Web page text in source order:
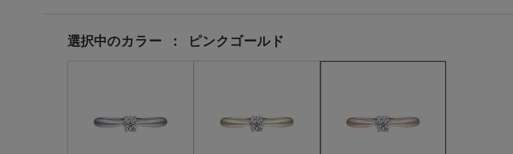
選択中のカラー ： ピンクゴールド